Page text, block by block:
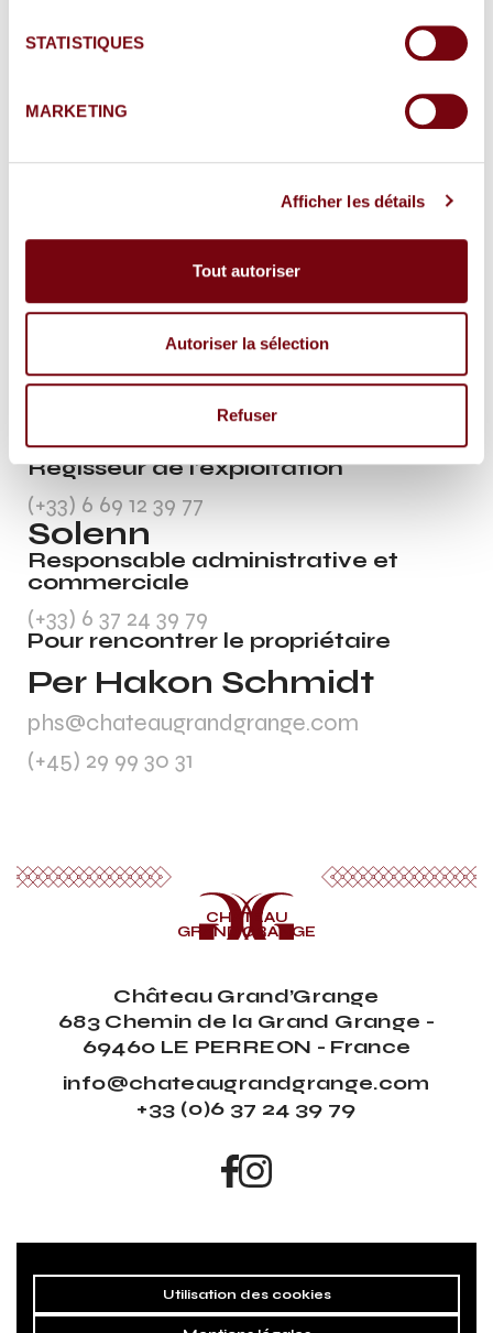
STATISTIQUES
MARKETING
Afficher les détails
Tout autoriser
Autoriser la sélection
Refuser
Andrea
Régisseur de l’exploitation
(+33) 6 69 12 39 77
Solenn
Responsable administrative et
commerciale
(+33) 6 37 24 39 79
Pour rencontrer le propriétaire
Per Hakon Schmidt
phs@chateaugrandgrange.com
(+45) 29 99 30 31
Pour connaitre et exercer vos droits, notamment
de retrait de votre consentement à l'utilisation des
données collectées par ce formulaire, veuillez
politique de protection des
données personnelles.
CHÂTEAU
GRAND’GRANGE
Château Grand’Grange
683 Chemin de la Grand Grange -
69460 LE PERREON - France
info@chateaugrandgrange.com
+33 (0)6 37 24 39 79
Utilisation des cookies